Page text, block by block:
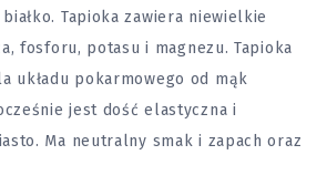
Tapioka zawiera niewielkie
fosforu, potasu i magnezu. Tapioka
układu pokarmowego od mąk
jest dość elastyczna i
Ma neutralny smak i zapach oraz